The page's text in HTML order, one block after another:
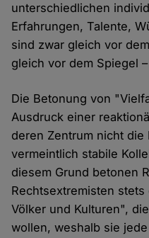
unterschiedlichen
Erfahrungen, Talente,
sind zwar gleich vor
gleich vor dem Spiegel
Die Betonung von
Ausdruck einer
deren Zentrum nicht
vermeintlich stabile
diesem Grund betonen
Rechtsextremisten
Völker und Kulturen",
wollen, weshalb sie